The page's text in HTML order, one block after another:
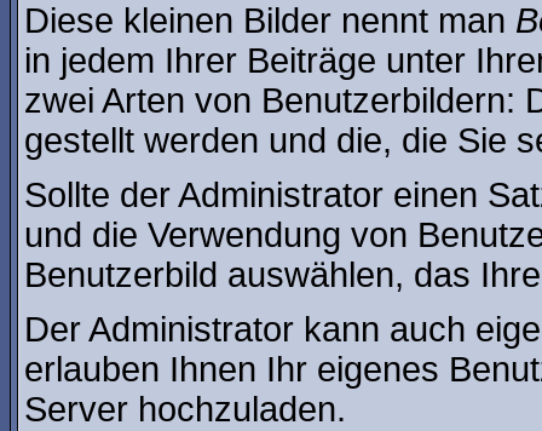
Diese kleinen Bilder nennt man
in jedem Ihrer Beiträge unter
zwei Arten von Benutzerbildern:
gestellt werden und die, die Sie
Sollte der Administrator einen
und die Verwendung von
Benutzerbild auswählen, das
Der Administrator kann auch
erlauben Ihnen Ihr eigenes
Server hochzuladen.